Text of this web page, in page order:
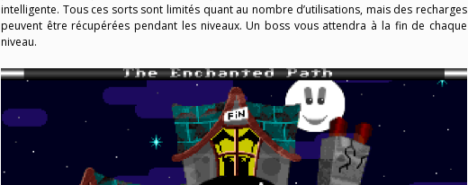
intelligente. Tous ces sorts sont limités quant au nombre d’utilisations, mais des recharges
peuvent être récupérées pendant les niveaux. Un boss vous attendra à la fin de chaque
niveau.